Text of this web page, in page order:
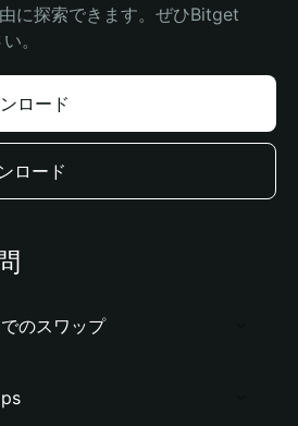
に探索できます。ぜひBitget
。
ロード
ロード
のスワップ